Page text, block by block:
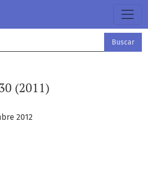
Buscar
(2011)
2012